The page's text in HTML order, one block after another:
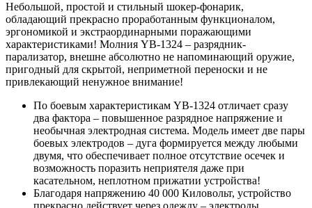
Небольшой, простой и стильный шокер-фонарик,
обладающий прекрасно проработанным функционалом,
эргономикой и экстраординарными поражающими
характеристиками! Молния YB-1324 – разрядник-
парализатор, внешне абсолютно не напоминающий оружие,
пригодный для скрытой, неприметной переноски и не
привлекающий ненужное внимание!
По боевым характеристикам YB-1324 отличает сразу
два фактора – повышенное разрядное напряжение и
необычная электродная система. Модель имеет две пары
боевых электродов – дуга формируется между любыми
двумя, что обеспечивает полное отсутствие осечек и
возможность поразить неприятеля даже при
касательном, неплотном прижатии устройства!
Благодаря напряжению 40 000 Киловольт, устройство